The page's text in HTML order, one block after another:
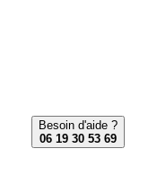
Besoin d'aide ?
06 19 30 53 69